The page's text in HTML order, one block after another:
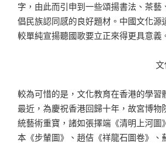
字，由此而引申到一些頌揚書法、茶
倡民族認同感的良好題材。中國文化
較單純宣揚聽國歌要立正來得更具意義
較為可惜的是，文化教育在香港的學習
最近，為慶祝香港回歸十年，故宮博
統藝術重寶，諸如張擇端《清明上河
本《步輦圖》、趙佶《祥龍石圖卷》、